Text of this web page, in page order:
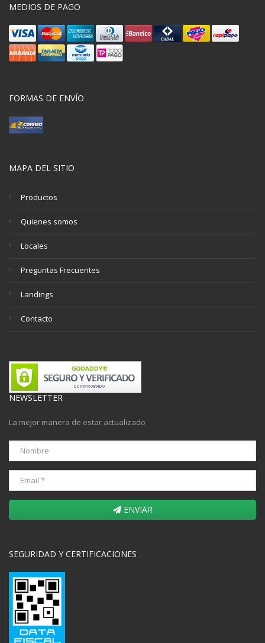
MEDIOS DE PAGO
FORMAS DE ENVÍO
MAPA DEL SITIO
Productos
Quienes somos
Locales
Preguntas Frecuentes
Landings
Contacto
NEWSLETTER
La mejor manera de estar actualizado
ENVIAR
SEGURIDAD Y CERTIFICACIONES